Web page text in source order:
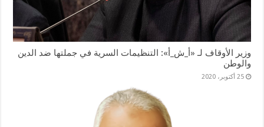
وزير الأوقاف لـ «أ_ش_أ»: التنظيمات السرية في جملتها ضد الدين
والوطن
25 أكتوبر، 2020